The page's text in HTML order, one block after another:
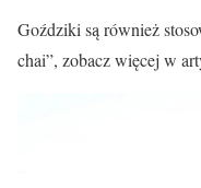
Goździki są również
chai”, zobacz więcej w